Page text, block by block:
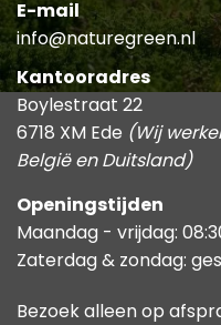
E-mail
info@naturegreen.nl
Kantooradres
Boylestraat 22
6718 XM Ede (Wij
België en Duitsland)
Openingstijden
Maandag - vrijdag:
Zaterdag & zondag:
Bezoek alleen op